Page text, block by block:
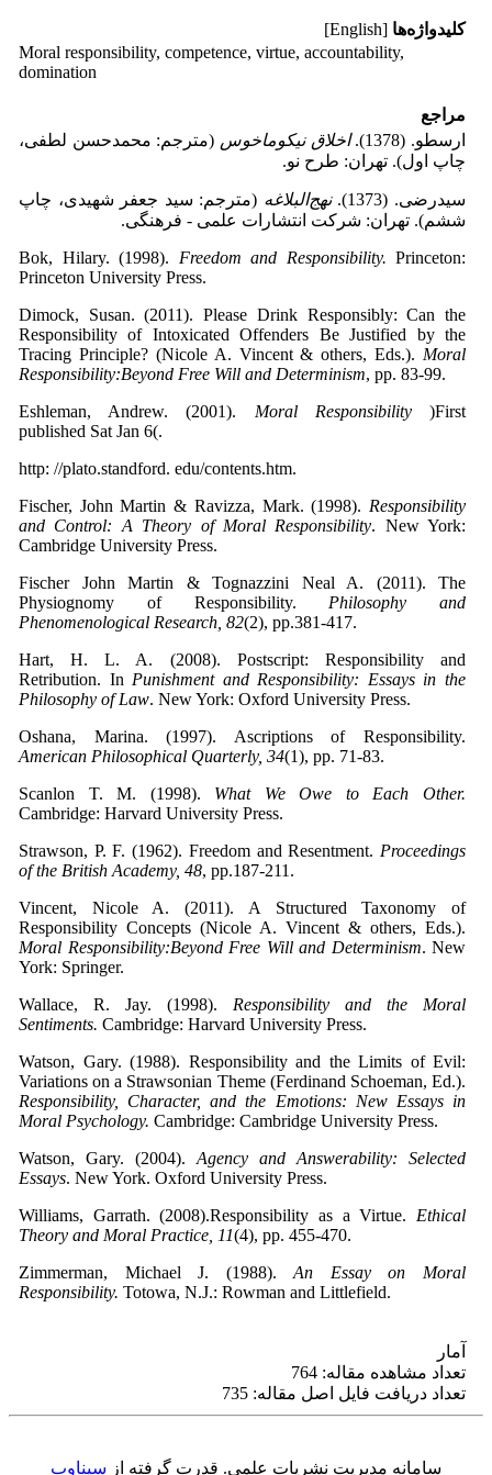
کلیدواژه‌ها [English]
Moral responsibility, competence, virtue, accountability,
domination
مراجع
ارسطو. (1378).
اخلاق نیکوماخوس (مترجم: محمدحسن لطفی،
چاپ اول). تهران: طرح نو.
سیدرضی. (1373). نهج‌البلاغه (مترجم: سید جعفر شهیدی، چاپ
ششم). تهران: شرکت انتشارات علمی - فرهنگی.
Bok, Hilary. (1998). Freedom and Responsibility. Princeton:
Princeton University Press.
Dimock, Susan. (2011). Please Drink Responsibly: Can the
Responsibility of Intoxicated Offenders Be Justified by the
Tracing Principle? (Nicole A. Vincent & others, Eds.). Moral
Responsibility:Beyond Free Will and Determinism, pp. 83-99.
Eshleman, Andrew. (2001). Moral Responsibility
)First
published Sat Jan 6(.
http: //plato.standford. edu/contents.htm.
Fischer, John Martin & Ravizza, Mark. (1998). Responsibility
and Control: A Theory of Moral Responsibility. New York:
Cambridge University Press.
Fischer John Martin & Tognazzini Neal A. (2011). The
Physiognomy of Responsibility. Philosophy and
Phenomenological Research, 82(2), pp.381-417.
Hart, H. L. A. (2008). Postscript: Responsibility and
Retribution. In Punishment and Responsibility: Essays in the
Philosophy of Law. New York: Oxford University Press.
Oshana, Marina. (1997). Ascriptions of Responsibility.
American Philosophical Quarterly, 34(1), pp. 71-83.
Scanlon T. M. (1998). What We Owe to Each Other.
Cambridge: Harvard University Press.
Strawson, P. F. (1962). Freedom and Resentment. Proceedings
of the British Academy, 48, pp.187-211.
Vincent, Nicole A. (2011). A Structured Taxonomy of
Responsibility Concepts (Nicole A. Vincent & others, Eds.).
Moral Responsibility:Beyond Free Will and Determinism. New
York: Springer.
Wallace, R. Jay. (1998). Responsibility and the Moral
Sentiments. Cambridge: Harvard University Press.
Watson, Gary. (1988). Responsibility and the Limits of Evil:
Variations on a Strawsonian Theme (Ferdinand Schoeman, Ed.).
Responsibility, Character, and the Emotions: New Essays in
Moral Psychology. Cambridge: Cambridge University Press.
Watson, Gary. (2004). Agency and Answerability: Selected
Essays. New York. Oxford University Press.
Williams, Garrath. (2008).Responsibility as a Virtue. Ethical
Theory and Moral Practice, 11(4), pp. 455-470.
Zimmerman, Michael J. (1988).An Essay on Moral
Responsibility. Totowa, N.J.: Rowman and Littlefield.
آمار
تعداد مشاهده مقاله: 764
تعداد دریافت فایل اصل مقاله: 735
سامانه مدیریت نشریات علمی. قدرت گرفته از سیناوب